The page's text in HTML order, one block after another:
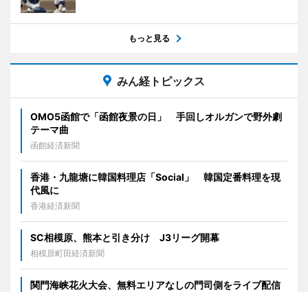
もっと見る
みん経トピックス
OMO5函館で「函館夜景の日」 手回しオルガンで野外劇
テーマ曲
函館経済新聞
香港・九龍塘に韓国料理店「Social」 韓国定番料理を現
代風に
香港経済新聞
SC相模原、熊本と引き分け J3リーグ開幕
相模原町田経済新聞
関門海峡花火大会、無料エリアなしの門司側をライブ配信